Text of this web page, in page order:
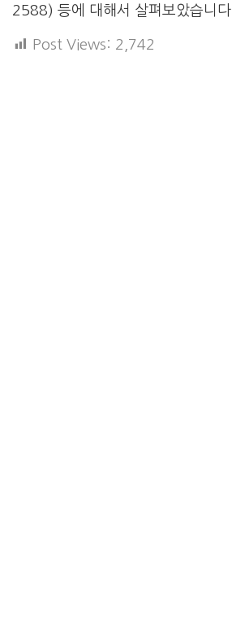
2588) 등에 대해서 살펴보았습니다.
Post Views: 2,742